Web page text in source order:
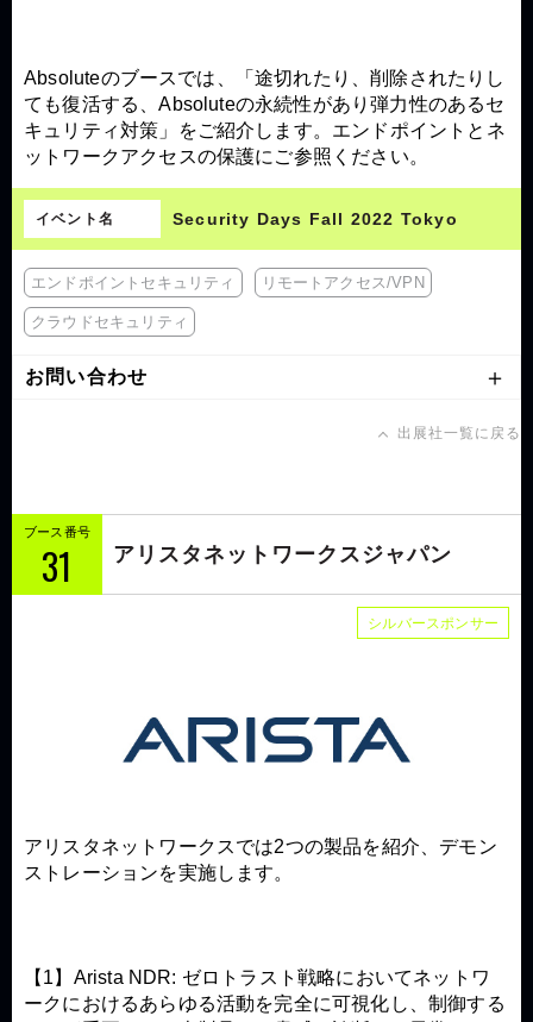
Absoluteのブースでは、「途切れたり、削除されたりし
ても復活する、Absoluteの永続性があり弾力性のあるセ
キュリティ対策」をご紹介します。エンドポイントとネ
ットワークアクセスの保護にご参照ください。
イベント名 Security Days Fall 2022 Tokyo
エンドポイントセキュリティ リモートアクセス/VPN
クラウドセキュリティ
お問い合わせ
出展社一覧に戻る
ブース番号
31 アリスタネットワークスジャパン
シルバースポンサー
アリスタネットワークスでは2つの製品を紹介、デモン
ストレーションを実施します。
【1】Arista NDR: ゼロトラスト戦略においてネットワ
ークにおけるあらゆる活動を完全に可視化し、制御する